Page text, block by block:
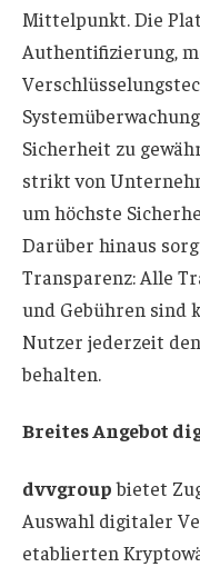
Mittelpunkt. Die
Authentifizierung,
Sicherheit zu
strikt von
um höchste
Darüber hinaus
Transparenz: Alle
und Gebühren sind
Nutzer jederzeit
behalten.
Breites Angebot
dvvgroupbietet
Auswahl digitaler
etablierten